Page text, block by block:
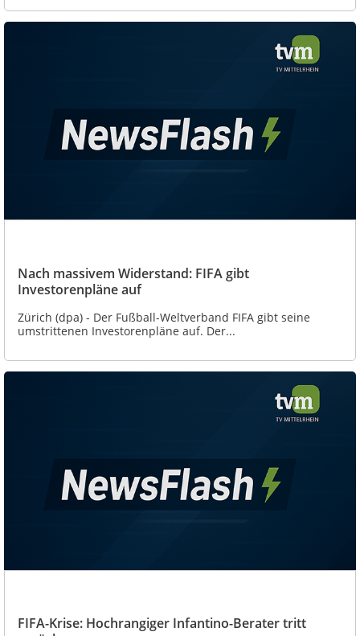
Nach massivem Widerstand: FIFA gibt
Investorenpläne auf
Zürich (dpa) - Der Fußball-Weltverband FIFA gibt seine
umstrittenen Investorenpläne auf. Der...
FIFA-Krise: Hochrangiger Infantino-Berater tritt